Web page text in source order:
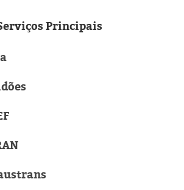
Eleições 2024
Política
Principais